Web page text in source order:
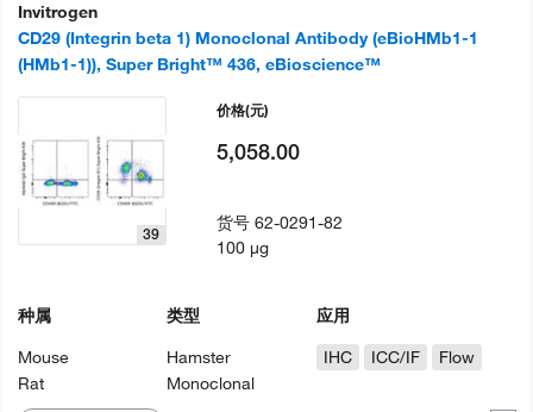
Invitrogen
CD29 (Integrin beta 1) Monoclonal Antibody (eBioHMb1-1
(HMb1-1)), Super Bright™ 436, eBioscience™
39
种属
Mouse
Rat
类型
Hamster
Monoclonal
应用
IHC
ICC/IF Flow
价格(元)
5,058.00
货号62-0291-82
100 µg